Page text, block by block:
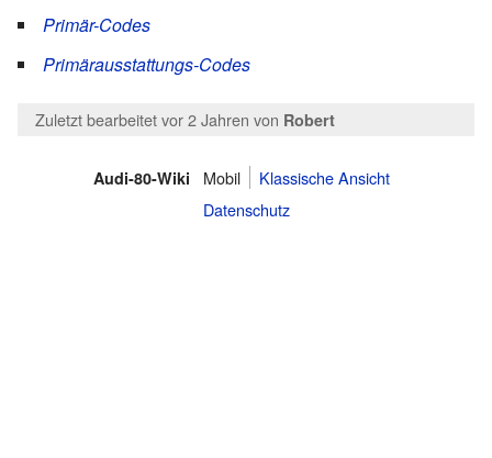
Primär-Codes
Primärausstattungs-Codes
Zuletzt bearbeitet vor 2 Jahren von Robert
Audi-80-Wiki Mobil
Klassische Ansicht
Datenschutz